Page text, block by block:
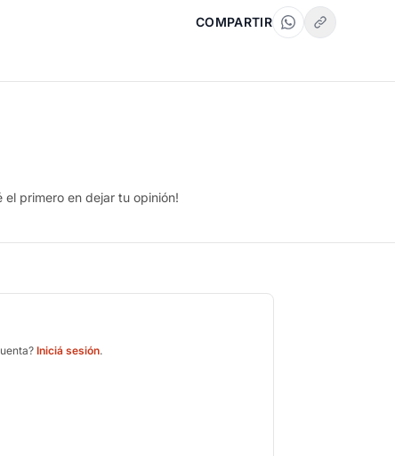
COMPARTIR
el primero en dejar tu opinión!
Iniciá sesión.